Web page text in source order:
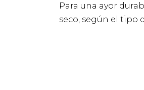
Para una ayor
seco, según el tipo